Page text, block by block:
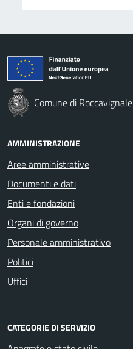
Comune di Roccavignale
AMMINISTRAZIONE
Aree amministrative
Documenti e dati
Enti e fondazioni
Organi di governo
Personale amministrativo
Politici
Uffici
CATEGORIE DI SERVIZIO